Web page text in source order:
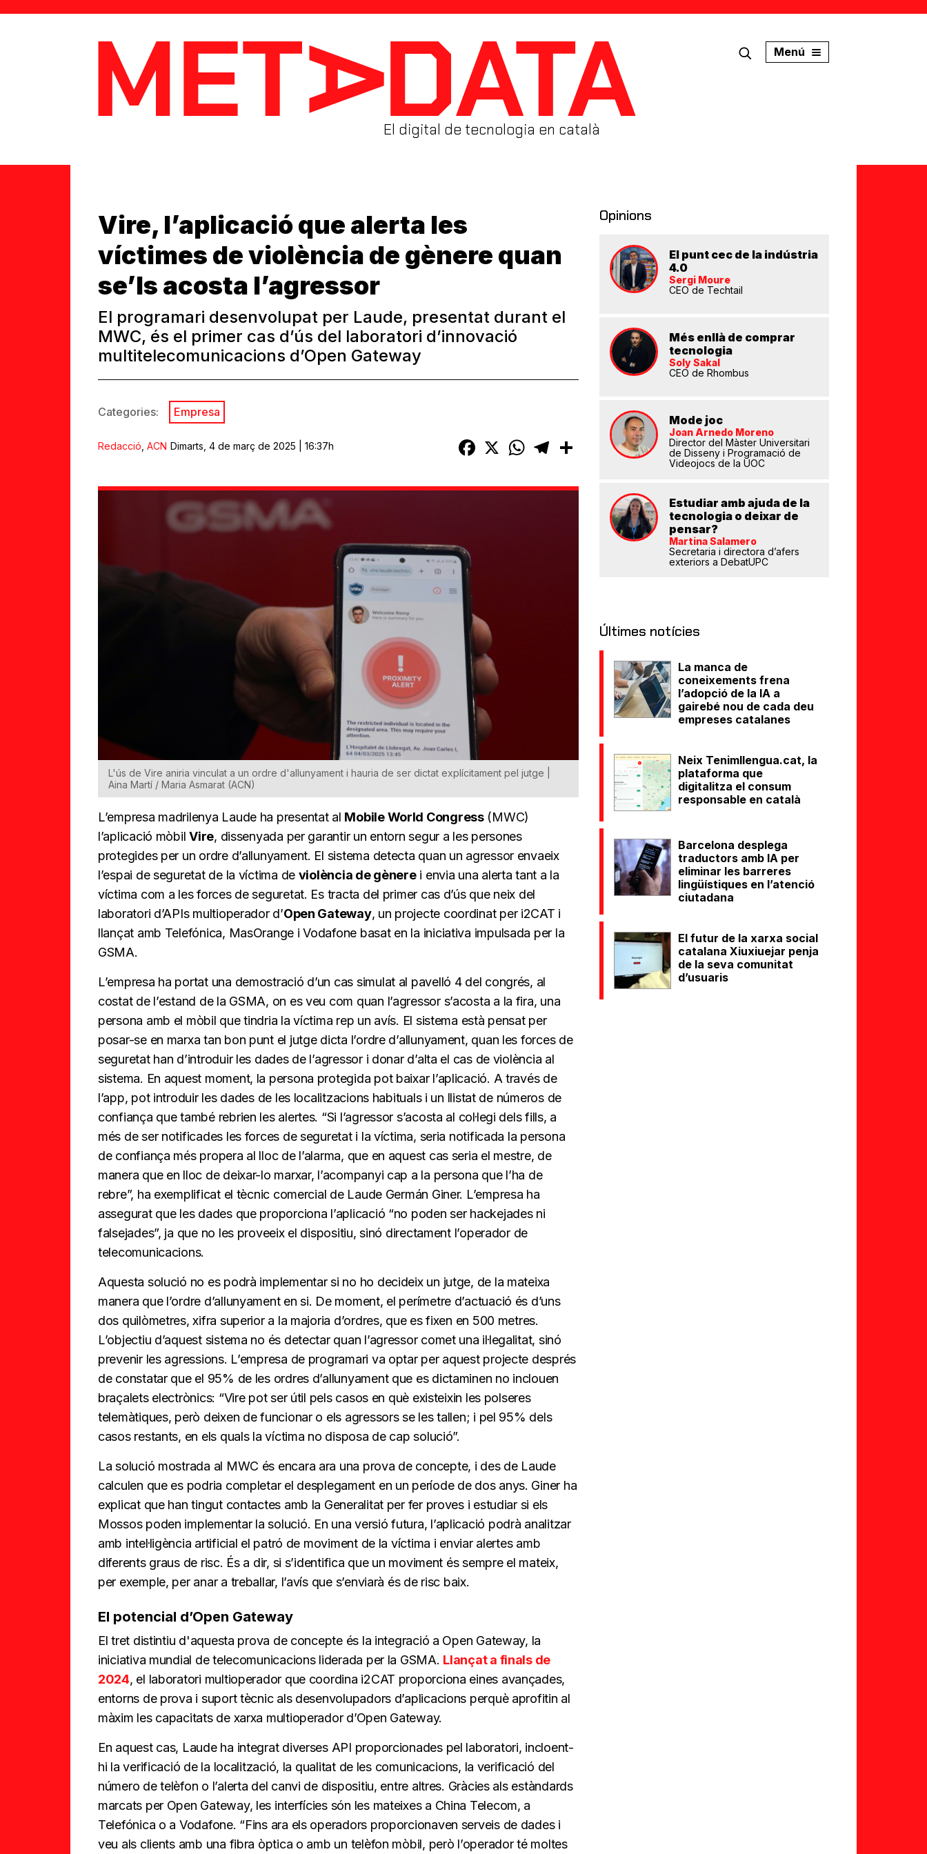
MetaData
El digital de tecnologia en català
Menú
Vire, l’aplicació que alerta les
víctimes de violència de gènere quan
se’ls acosta l’agressor
El programari desenvolupat per Laude, presentat durant el
MWC, és el primer cas d’ús del laboratori d’innovació
multitelecomunicacions d’Open Gateway
Categories: Empresa
Redacció ACN Dimarts, 4 de març de 2025 | 16:37h Facebook
X WhatsAppTelegramComparteix
L'ús de Vire aniria vinculat a un ordre d'allunyament i hauria de ser dictat explícitament pel jutge |
Aina Martí / Maria Asmarat (ACN)
L’empresa madrilenya Laude ha presentat al Mobile World Congress(MWC)
l’aplicació mòbilVire, dissenyada per garantir un entorn segur a les persones
protegides per un ordre d’allunyament. El sistema detecta quan un agressor envaeix
l’espai de seguretat de la víctima de violència de gènerei envia una alerta tant a la
víctima com a les forces de seguretat. Es tracta del primer cas d’ús que neix del
laboratori d’APIs multioperador d’Open Gateway, un projecte coordinat per i2CAT i
llançat amb Telefónica, MasOrange i Vodafone basat en la iniciativa impulsada per la
GSMA.
L’empresa ha portat una demostració d’un cas simulat al pavelló 4 del congrés, al
costat de l’estand de la GSMA, on es veu com quan l’agressor s’acosta a la fira, una
persona amb el mòbil que tindria la víctima rep un avís. El sistema està pensat per
posar-se en marxa tan bon punt el jutge dicta l’ordre d’allunyament, quan les forces de
seguretat han d’introduir les dades de l’agressor i donar d’alta el cas de violència al
sistema. En aquest moment, la persona protegida pot baixar l’aplicació. A través de
l’app, pot introduir les dades de les localitzacions habituals i un llistat de números de
confiança que també rebrien les alertes. “Si l’agressor s’acosta al col·legi dels fills, a
més de ser notificades les forces de seguretat i la víctima, seria notificada la persona
de confiança més propera al lloc de l’alarma, que en aquest cas seria el mestre, de
manera que en lloc de deixar-lo marxar, l’acompanyi cap a la persona que l’ha de
rebre”, ha exemplificat el tècnic comercial de Laude Germán Giner. L’empresa ha
assegurat que les dades que proporciona l’aplicació “no poden ser hackejades ni
falsejades”, ja que no les proveeix el dispositiu, sinó directament l’operador de
telecomunicacions.
Aquesta solució no es podrà implementar si no ho decideix un jutge, de la mateixa
manera que l’ordre d’allunyament en si. De moment, el perímetre d’actuació és d’uns
dos quilòmetres, xifra superior a la majoria d’ordres, que es fixen en 500 metres.
L’objectiu d’aquest sistema no és detectar quan l’agressor comet una il·legalitat, sinó
prevenir les agressions. L’empresa de programari va optar per aquest projecte després
de constatar que el 95% de les ordres d’allunyament que es dictaminen no inclouen
braçalets electrònics: “Vire pot ser útil pels casos en què existeixin les polseres
telemàtiques, però deixen de funcionar o els agressors se les tallen; i pel 95% dels
casos restants, en els quals la víctima no disposa de cap solució”.
La solució mostrada al MWC és encara ara una prova de concepte, i des de Laude
calculen que es podria completar el desplegament en un període de dos anys. Giner ha
explicat que han tingut contactes amb la Generalitat per fer proves i estudiar si els
Mossos poden implementar la solució. En una versió futura, l’aplicació podrà analitzar
amb intel·ligència artificial el patró de moviment de la víctima i enviar alertes amb
diferents graus de risc. És a dir, si s’identifica que un moviment és sempre el mateix,
per exemple, per anar a treballar, l’avís que s’enviarà és de risc baix.
El potencial d’Open Gateway
El tret distintiu d'aquesta prova de concepte és la integració a Open Gateway, la
iniciativa mundial de telecomunicacions liderada per la GSMA. Llançat a finals de
2024, el laboratori multioperador que coordina i2CAT proporciona eines avançades,
entorns de prova i suport tècnic als desenvolupadors d’aplicacions perquè aprofitin al
màxim les capacitats de xarxa multioperador d’Open Gateway.
En aquest cas, Laude ha integrat diverses API proporcionades pel laboratori, incloent-
hi la verificació de la localització, la qualitat de les comunicacions, la verificació del
número de telèfon o l’alerta del canvi de dispositiu, entre altres. Gràcies als estàndards
marcats per Open Gateway, les interfícies són les mateixes a China Telecom, a
Telefónica o a Vodafone. “Fins ara els operadors proporcionaven serveis de dades i
veu als clients amb una fibra òptica o amb un telèfon mòbil, però l’operador té moltes
Opinions
El punt cec de la indústria
4.0
Sergi Moure
CEO de Techtail
Més enllà de comprar
tecnologia
Soly Sakal
CEO de Rhombus
Mode joc
Joan Arnedo Moreno
Director del Màster Universitari
de Disseny i Programació de
Videojocs de la UOC
Estudiar amb ajuda de la
tecnologia o deixar de
pensar?
Martina Salamero
Secretaria i directora d’afers
exteriors a DebatUPC
Últimes notícies
La manca de
coneixements frena
l’adopció de la IA a
gairebé nou de cada deu
empreses catalanes
Neix Tenimllengua.cat, la
plataforma que
digitalitza el consum
responsable en català
Barcelona desplega
traductors amb IA per
eliminar les barreres
lingüístiques en l’atenció
ciutadana
El futur de la xarxa social
catalana Xiuxiuejar penja
de la seva comunitat
d’usuaris